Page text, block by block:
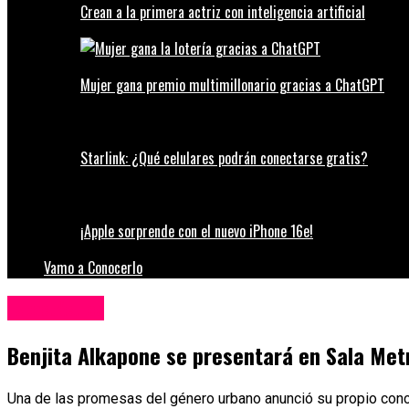
Crean a la primera actriz con inteligencia artificial
Mujer gana premio multimillonario gracias a ChatGPT
Starlink: ¿Qué celulares podrán conectarse gratis?
¡Apple sorprende con el nuevo iPhone 16e!
Vamo a Conocerlo
Benjita Alkapone se presentará en Sala
Una de las promesas del género urbano anunció su propio